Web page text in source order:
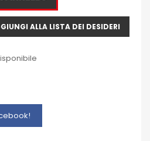
ALLA LISTA DEI DESIDERI